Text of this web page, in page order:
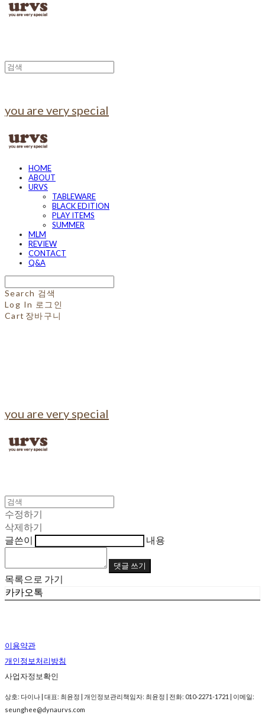
you are very special
HOME
ABOUT
URVS
TABLEWARE
BLACK EDITION
PLAY ITEMS
SUMMER
MLM
REVIEW
CONTACT
Q&A
Search 검색
Log In 로그인
Cart 장바구니
you are very special
수정하기
삭제하기
글쓴이
내용
댓글 쓰기
목록으로 가기
카카오톡
이용약관
개인정보처리방침
사업자정보확인
상호: 다이나 | 대표: 최윤정 | 개인정보관리책임자: 최윤정 | 전화: 010-2271-1721 | 이메일:
seunghee@dynaurvs.com